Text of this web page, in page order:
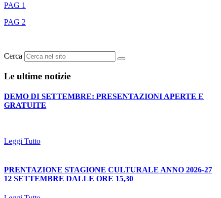
PAG 1
PAG 2
Cerca
Le ultime notizie
DEMO DI SETTEMBRE: PRESENTAZIONI APERTE E
GRATUITE
Leggi Tutto
PRENTAZIONE STAGIONE CULTURALE ANNO 2026-27
12 SETTEMBRE DALLE ORE 15,30